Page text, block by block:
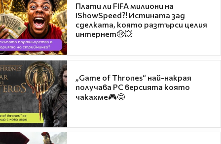
Плати ли FIFA милиони на
IShowSpeed?! Истината зад
сделката, която разтърси целия
интернет🤑💥
„Game of Thrones“ най-накрая
получава PC версията която
чакахме🎮🤩